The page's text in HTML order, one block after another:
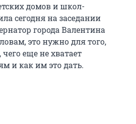
домов и школ-
сегодня на заседании
города Валентина
это нужно для того,
еще не хватает
и как им это дать.